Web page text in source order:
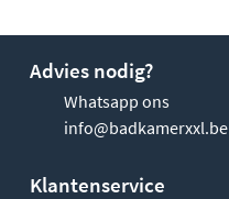
Advies nodig?
Whatsapp ons
info@badkamerxxl.be
Klantenservice